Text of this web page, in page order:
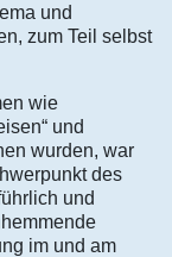
und
zum Teil selbst
wie
und
wurden, war
des
und
im und am